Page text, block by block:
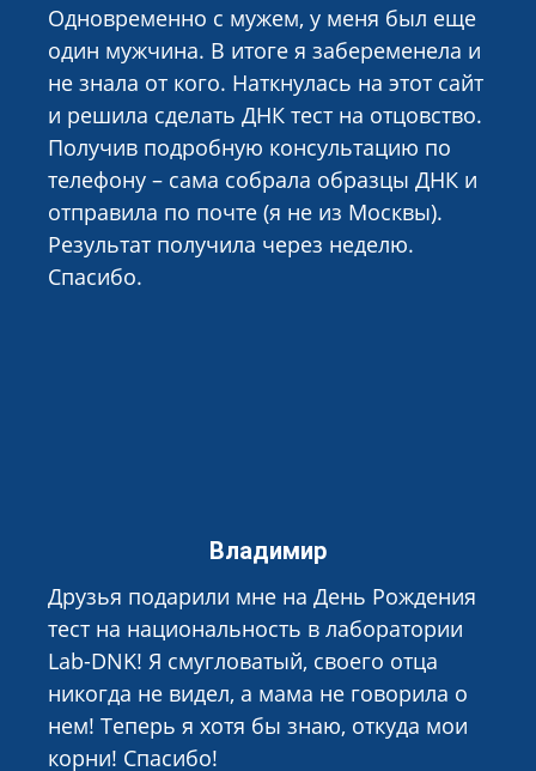
Одновременно с мужем, у меня был еще
один мужчина. В итоге я забеременела и
не знала от кого. Наткнулась на этот сайт
и решила сделать ДНК тест на отцовство.
Получив подробную консультацию по
телефону – сама собрала образцы ДНК и
отправила по почте (я не из Москвы).
Результат получила через неделю.
Спасибо.
Владимир
Друзья подарили мне на День Рождения
тест на национальность в лаборатории
Lab-DNK! Я смугловатый, своего отца
никогда не видел, а мама не говорила о
нем! Теперь я хотя бы знаю, откуда мои
корни! Спасибо!